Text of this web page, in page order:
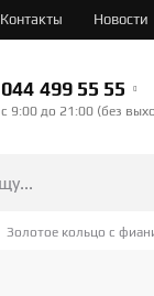
Контакты Новости
044 499 55 55
c 9:00 до 21:00 (без
Золотое кольцо с